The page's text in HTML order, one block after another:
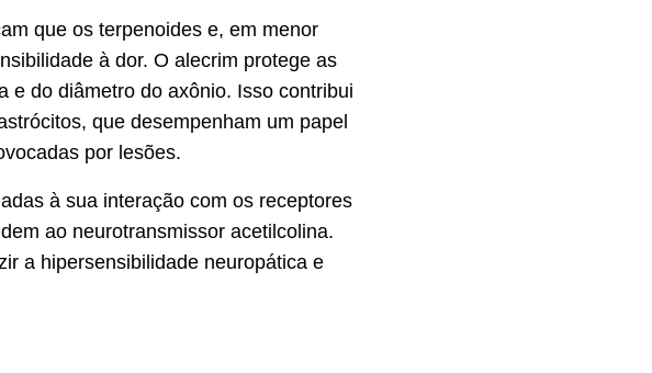
que os terpenoides e, em menor
à dor. O alecrim protege as
e do diâmetro do axônio. Isso contribui
que desempenham um papel
por lesões.
à sua interação com os receptores
ao neurotransmissor acetilcolina.
a hipersensibilidade neuropática e